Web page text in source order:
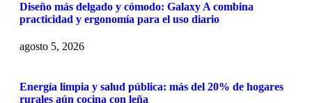
Diseño más delgado y cómodo: Galaxy A combina
practicidad y ergonomía para el uso diario
agosto 5, 2026
Energía limpia y salud pública: más del 20% de hogares
rurales aún cocina con leña